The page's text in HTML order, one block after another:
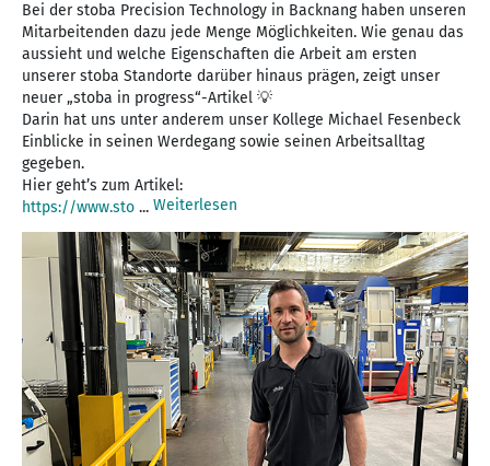
Bei der stoba Precision Technology in Backnang haben unseren
Mitarbeitenden dazu jede Menge Möglichkeiten. Wie genau das
aussieht und welche Eigenschaften die Arbeit am ersten
unserer stoba Standorte darüber hinaus prägen, zeigt unser
neuer „stoba in progress“-Artikel 💡
Darin hat uns unter anderem unser Kollege Michael Fesenbeck
Einblicke in seinen Werdegang sowie seinen Arbeitsalltag
gegeben.
https://www.sto ... Weiterlesen